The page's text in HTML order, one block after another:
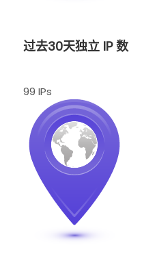
过去30天独立 IP 数
99 IPs